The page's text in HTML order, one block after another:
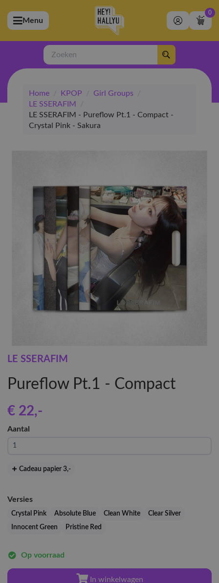
(Artiesten)
(Merchandise)
(Exclusive)
(Winkel)
Menu
0
Zoeken
Home / KPOP / Girl Groups
/
LE SSERAFIM
/
LE SSERAFIM - Pureflow Pt.1 - Compact -
Crystal Pink - Sakura
LE SSERAFIM
Pureflow Pt.1 - Compact
€ 22,-
Aantal
Cadeau papier 3,-
Versies
Crystal Pink Absolute Blue Clean White
Clear Silver
Innocent Green
Pristine Red
Op voorraad
In winkelwagen